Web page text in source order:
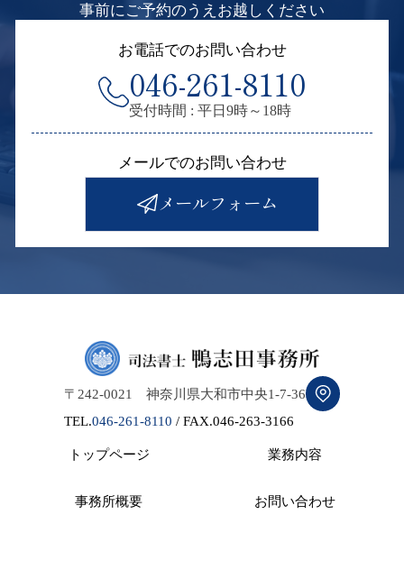
事前にご予約のうえお越しください
お電話でのお問い合わせ
046-261-8110
受付時間 : 平日9時～18時
メールでのお問い合わせ
メールフォーム
〒242-0021 神奈川県大和市中央1-7-36
TEL.046-261-8110 / FAX.046-263-3166
トップページ 業務内容
事務所概要 お問い合わせ